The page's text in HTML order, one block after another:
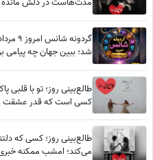
شد؛ ببین جهان چه پیامی
طالع‌بینی روز؛ تو با
کسی است که قدر عشقت را
طالع‌بینی روز؛ کسی که
می‌کند؛ امشب ممکنه